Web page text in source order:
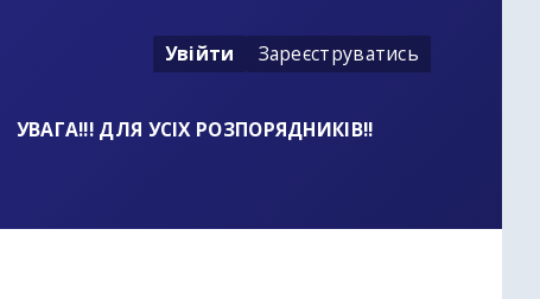
Увійти Зареєструватись
УВАГА!!! ДЛЯ УСІХ РОЗПОРЯДНИКІВ!!